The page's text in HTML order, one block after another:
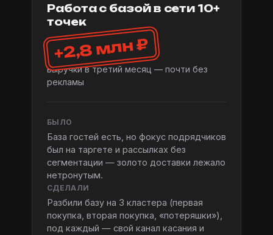
Работа с базой в сети 10+
точек
+2,8 млн ₽
выручки в третий месяц — почти без
рекламы
БЫЛО
База гостей есть, но фокус подрядчиков
был на таргете и рассылках без
сегментации — золото доставки лежало
нетронутым.
СДЕЛАЛИ
Разбили базу на 3 кластера (первая
покупка, вторая покупка, «потеряшки»),
под каждый — свой канал касания и